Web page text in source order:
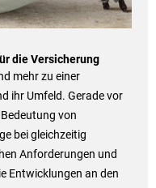
die Versicherung
mehr zu einer
ihr Umfeld. Gerade vor
von
bei gleichzeitig
Anforderungen und
Entwicklungen an den